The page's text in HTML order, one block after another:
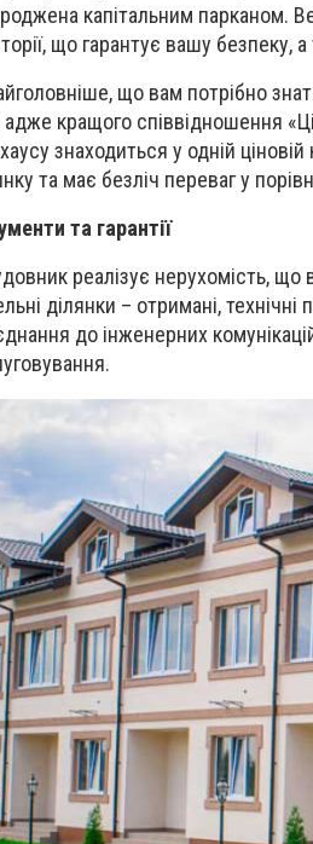
капітальним парканом.
що гарантує вашу безпеку,
що вам потрібно
адже кращого співвідношення
знаходиться у одній
та має безліч переваг у
та гарантії
реалізує нерухомість,
ділянки – отримані,
до інженерних